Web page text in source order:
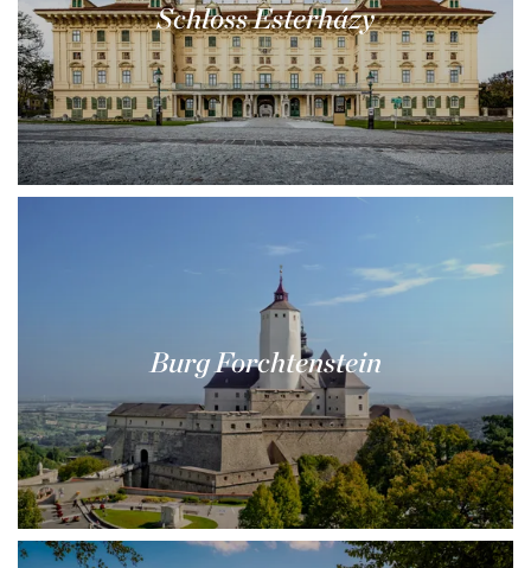
Schloss Esterházy
Burg Forchtenstein